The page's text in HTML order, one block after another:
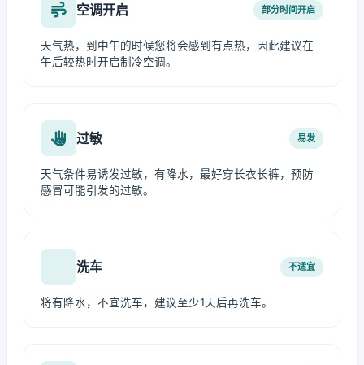
空调开启 部分时间开启
天气热，到中午的时候您将会感到有点热，因此建议在
午后较热时开启制冷空调。
过敏 易发
天气条件易诱发过敏，有降水，最好穿长衣长裤，预防
感冒可能引发的过敏。
洗车 不适宜
将有降水，不宜洗车，建议至少1天后再洗车。